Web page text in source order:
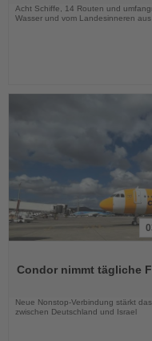
Acht Schiffe, 14 Routen und
Wasser und vom Landesinneren
die
Condor nimmt tägliche
Neue Nonstop-Verbindung stärkt
zwischen Deutschland und Israel